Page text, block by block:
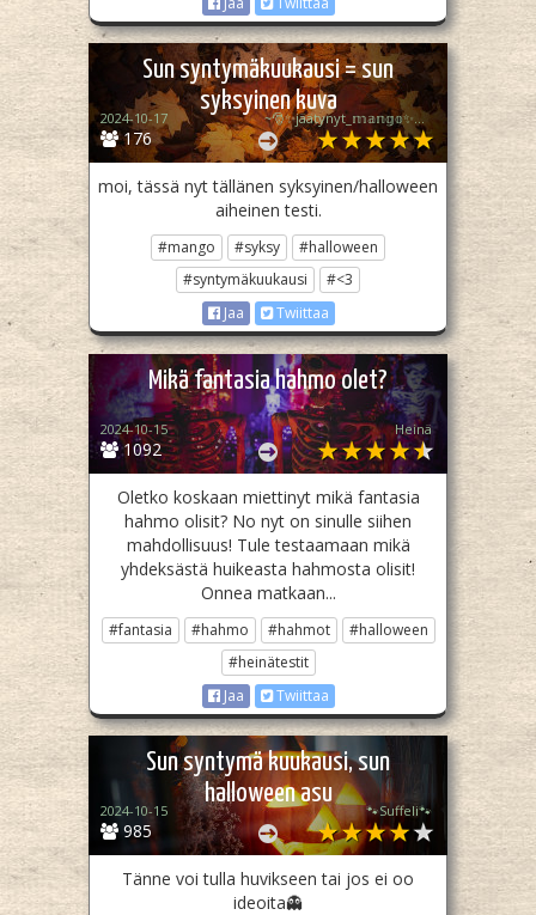
Sun syntymäkuukausi = sun
syksyinen kuva
176
2024-10-17 ~🎅✨️jäätynyt_𝕞𝕒𝕟𝕘𝕠✨️🎅~ [tosi epä akt.]
moi, tässä nyt tällänen syksyinen/halloween
aiheinen testi.
#mango #syksy
#halloween
#syntymäkuukausi
#<3
Jaa
Twiittaa
Mikä fantasia hahmo olet?
1092
2024-10-15 Heinä
Oletko koskaan miettinyt mikä fantasia
hahmo olisit? No nyt on sinulle siihen
mahdollisuus! Tule testaamaan mikä
yhdeksästä huikeasta hahmosta olisit!
Onnea matkaan...
#fantasia #hahmo #hahmot
#halloween
#heinätestit
Jaa
Twiittaa
Sun syntymä kuukausi, sun
halloween asu
985
2024-10-15 🐾Suffeli🐾
Tänne voi tulla huvikseen tai jos ei oo
ideoita👻